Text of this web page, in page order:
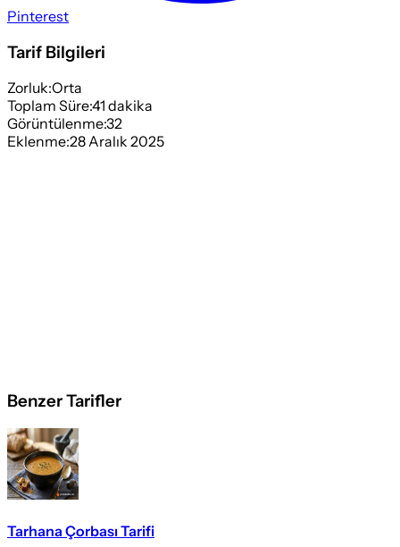
Pinterest
Tarif Bilgileri
Zorluk:Orta
Toplam Süre:41 dakika
Görüntülenme:32
Eklenme:28 Aralık 2025
Benzer Tarifler
Tarhana Çorbası Tarifi